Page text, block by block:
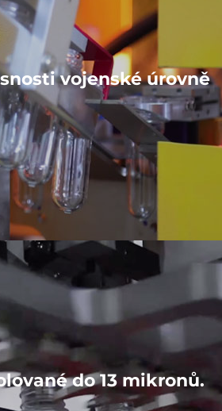
vojenské úrovně
do 13 mikronů.